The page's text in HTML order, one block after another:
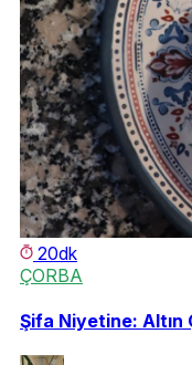
20dk
ÇORBA
Şifa Niyetine: Altın